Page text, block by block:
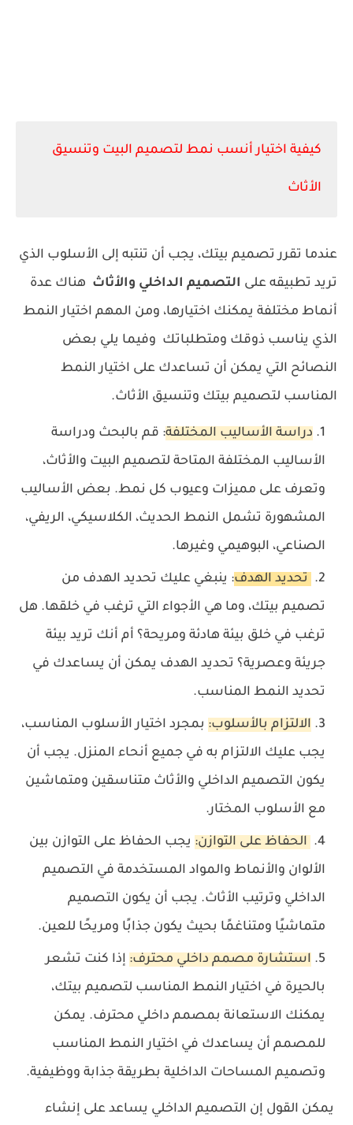
كيفية اختيار أنسب نمط لتصميم البيت وتنسيق
الأثاث
عندما تقرر تصميم بيتك، يجب أن تنتبه إلى الأسلوب الذي
تريد تطبيقه على التصميم الداخلي والأثاث هناك عدة
أنماط مختلفة يمكنك اختيارها، ومن المهم اختيار النمط
الذي يناسب ذوقك ومتطلباتك وفيما يلي بعض
النصائح التي يمكن أن تساعدك على اختيار النمط
المناسب لتصميم بيتك وتنسيق الأثاث.
دراسة الأساليب المختلفة: قم بالبحث ودراسة
الأساليب المختلفة المتاحة لتصميم البيت والأثاث،
وتعرف على مميزات وعيوب كل نمط. بعض الأساليب
المشهورة تشمل النمط الحديث، الكلاسيكي، الريفي،
الصناعي، البوهيمي وغيرها.
تحديد الهدف: ينبغي عليك تحديد الهدف من
تصميم بيتك، وما هي الأجواء التي ترغب في خلقها. هل
ترغب في خلق بيئة هادئة ومريحة؟ أم أنك تريد بيئة
جريئة وعصرية؟ تحديد الهدف يمكن أن يساعدك في
تحديد النمط المناسب.
الالتزام بالأسلوب: بمجرد اختيار الأسلوب المناسب،
يجب عليك الالتزام به في جميع أنحاء المنزل. يجب أن
يكون التصميم الداخلي والأثاث متناسقين ومتماشين
مع الأسلوب المختار.
الحفاظ على التوازن: يجب الحفاظ على التوازن بين
الألوان والأنماط والمواد المستخدمة في التصميم
الداخلي وترتيب الأثاث. يجب أن يكون التصميم
متماشيًا ومتناغمًا بحيث يكون جذابًا ومريحًا للعين.
استشارة مصمم داخلي محترف: إذا كنت تشعر
بالحيرة في اختيار النمط المناسب لتصميم بيتك،
يمكنك الاستعانة بمصمم داخلي محترف. يمكن
للمصمم أن يساعدك في اختيار النمط المناسب
وتصميم المساحات الداخلية بطريقة جذابة ووظيفية.
يمكن القول إن التصميم الداخلي يساعد على إنشاء